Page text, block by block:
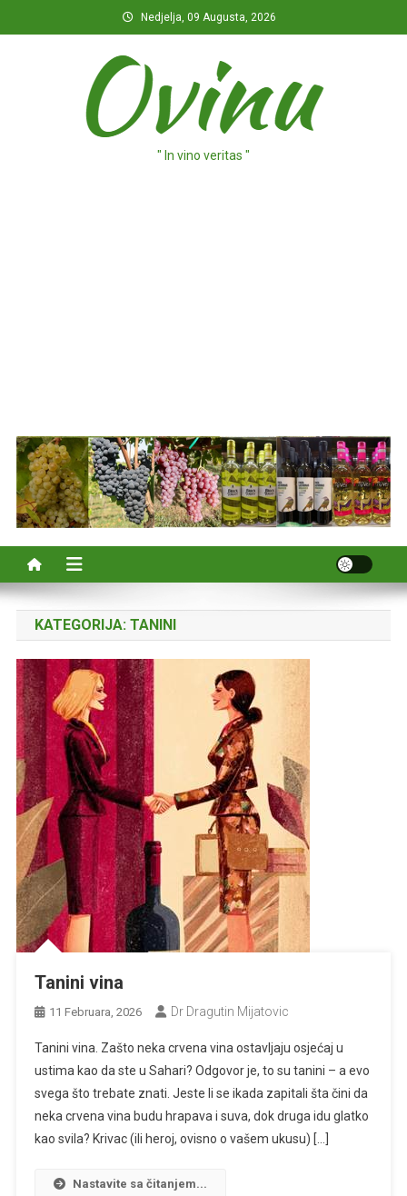
na
Nedjelja, 09 Augusta, 2026
" In vino veritas "
KATEGORIJA: TANINI
Tanini vina
11 Februara, 2026 Dr Dragutin Mijatovic
Tanini vina. Zašto neka crvena vina ostavljaju osjećaj u
ustima kao da ste u Sahari? Odgovor je, to su tanini – a evo
svega što trebate znati. Jeste li se ikada zapitali šta čini da
neka crvena vina budu hrapava i suva, dok druga idu glatko
kao svila? Krivac (ili heroj, ovisno o vašem ukusu) […]
Nastavite sa čitanjem...